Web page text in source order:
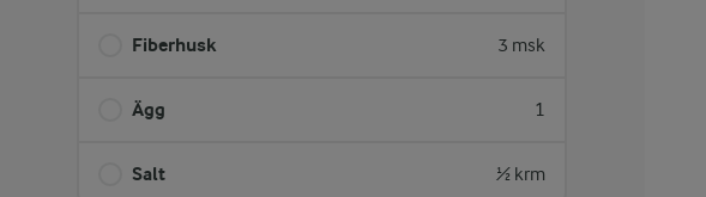
Fiberhusk 3 msk
Ägg 1
Salt ½ krm